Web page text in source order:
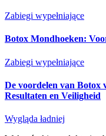
Zabiegi wypełniające
Botox Mondhoeken:
Zabiegi wypełniające
De voordelen van
Resultaten en Veiligheid
Wygląda ładniej